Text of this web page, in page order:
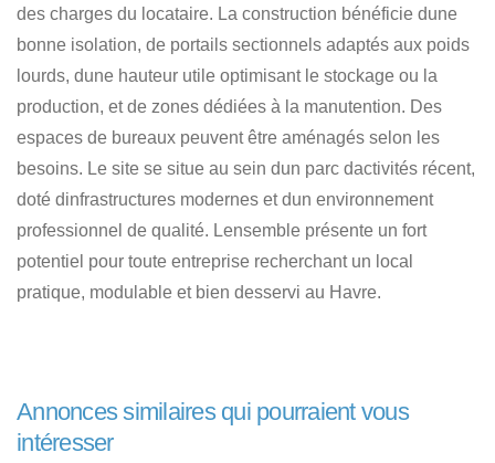
des charges du locataire. La construction bénéficie dune
bonne isolation, de portails sectionnels adaptés aux poids
lourds, dune hauteur utile optimisant le stockage ou la
production, et de zones dédiées à la manutention. Des
espaces de bureaux peuvent être aménagés selon les
besoins. Le site se situe au sein dun parc dactivités récent,
doté dinfrastructures modernes et dun environnement
professionnel de qualité. Lensemble présente un fort
potentiel pour toute entreprise recherchant un local
pratique, modulable et bien desservi au Havre.
Annonces similaires qui pourraient vous
intéresser